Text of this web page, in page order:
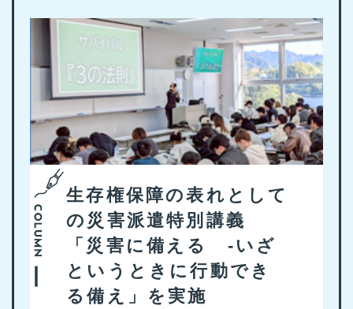
生存権保障の表れとして
の災害派遣特別講義
「災害に備える -いざ
というときに行動でき
る備え」を実施